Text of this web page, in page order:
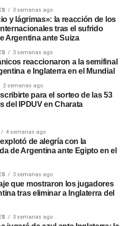
3 semanas ago
y lágrimas»: la reacción de los
tras el sufrido
Argentina ante Suiza
3 semanas ago
reaccionaron a la semifinal
e Inglaterra en el Mundial
2 semanas ago
para el sorteo de las 53
del IPDUV en Charata
4 semanas ago
de alegría con la
de Argentina ante Egipto en el
3 semanas ago
que mostraron los jugadores
tras eliminar a Inglaterra del
3 semanas ago